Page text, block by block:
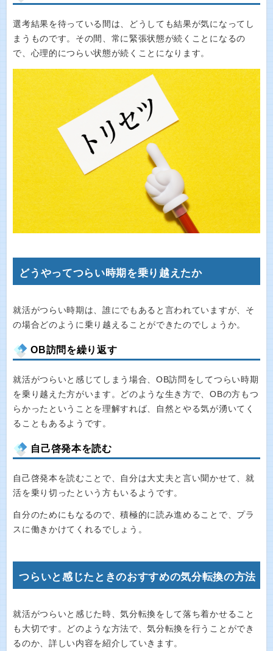
選考結果を待っている間は、どうしても結果が気になってし
まうものです。その間、常に緊張状態が続くことになるの
で、心理的につらい状態が続くことになります。
どうやってつらい時期を乗り越えたか
就活がつらい時期は、誰にでもあると言われていますが、そ
の場合どのように乗り越えることができたのでしょうか。
OB訪問を繰り返す
就活がつらいと感じてしまう場合、OB訪問をしてつらい時期
を乗り越えた方がいます。どのような生き方で、OBの方もつ
らかったということを理解すれば、自然とやる気が湧いてく
ることもあるようです。
自己啓発本を読む
自己啓発本を読むことで、自分は大丈夫と言い聞かせて、就
活を乗り切ったという方もいるようです。
自分のためにもなるので、積極的に読み進めることで、プラ
スに働きかけてくれるでしょう。
つらいと感じたときのおすすめの気分転換の方法
就活がつらいと感じた時、気分転換をして落ち着かせること
も大切です。どのような方法で、気分転換を行うことができ
るのか、詳しい内容を紹介していきます。